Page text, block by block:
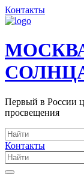
Контакты
Первый в России
просвещения
Контакты